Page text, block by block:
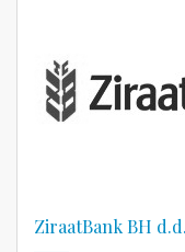
ZiraatBank BH